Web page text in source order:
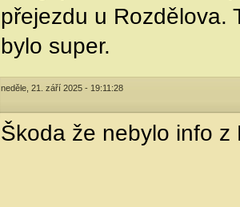
přejezdu u Rozdělova.
bylo super.
neděle, 21. září 2025 - 19:11:28
Škoda že nebylo info z